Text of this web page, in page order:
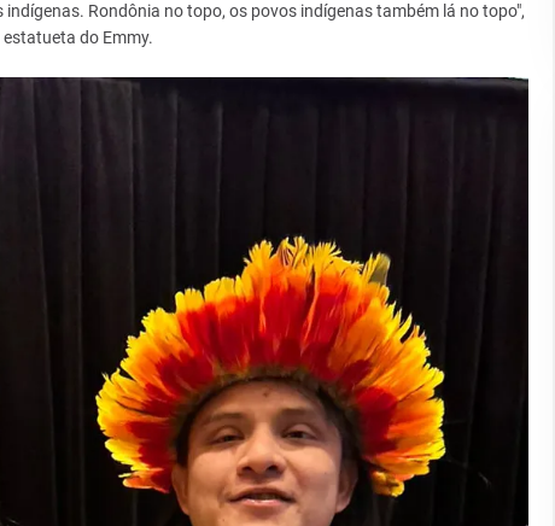
Rondônia no topo, os povos indígenas também lá no topo",
do Emmy.